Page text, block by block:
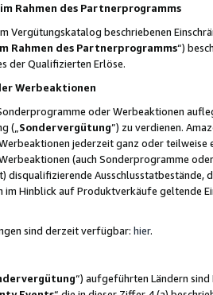
Rahmen des Partnerprogramms
Vergütungskatalog beschriebenen
Rahmen des Partnerprogramms“)
der Qualifizierten Erlöse.
Werbeaktionen
oder Werbeaktionen
(„ Sondervergütung”) zu verdienen.
jederzeit ganz oder
(auch Sonderprogramme
disqualifizierende Ausschlusstatbestände,
Hinblick auf Produktverkäufe geltende
sind derzeit verfügbar: hier.
“) aufgeführten Ländern